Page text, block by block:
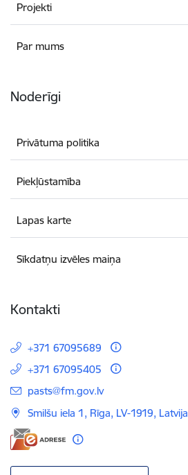
Projekti
Par mums
Noderīgi
Privātuma politika
Piekļūstamība
Lapas karte
Sīkdatņu izvēles maiņa
Kontakti
+371 67095689
+371 67095405
E-pasts:
pasts@fm.gov.lv
Smilšu iela 1, Rīga, LV-1919, Latvija